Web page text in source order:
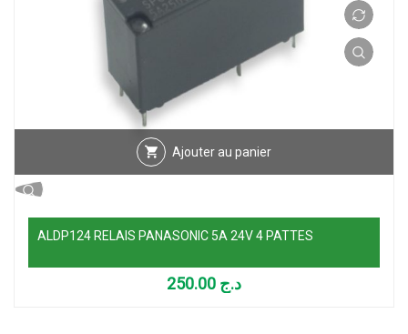
Ajouter au panier
ALDP124 RELAIS PANASONIC 5A 24V 4 PATTES
د.ج